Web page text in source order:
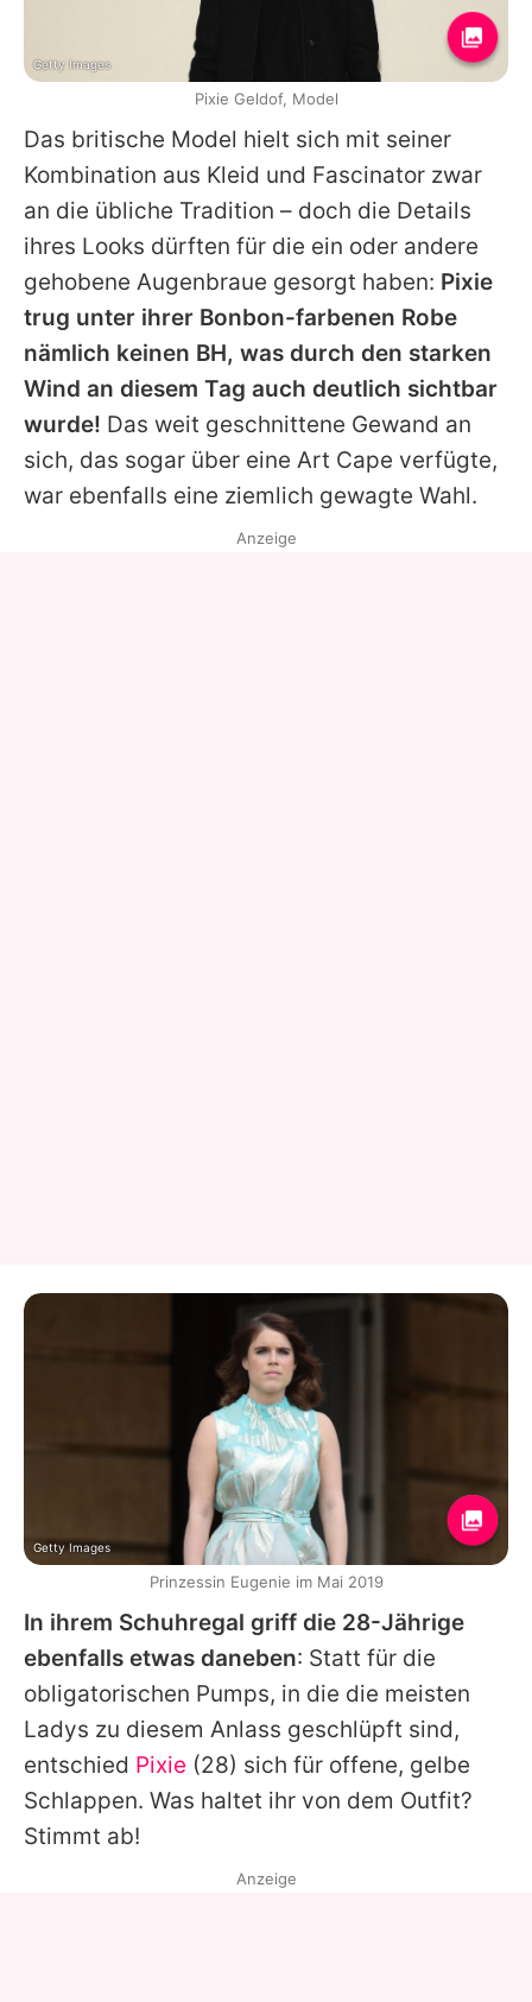
Das britische Model hielt sich mit seiner
Kombination aus Kleid und Fascinator zwar
an die übliche Tradition – doch die Details
ihres Looks dürften für die ein oder andere
gehobene Augenbraue gesorgt haben: Pixie
trug unter ihrer Bonbon-farbenen Robe
nämlich keinen BH, was durch den starken
Wind an diesem Tag auch deutlich sichtbar
wurde! Das weit geschnittene Gewand an
sich, das sogar über eine Art Cape verfügte,
war ebenfalls eine ziemlich gewagte Wahl.
In ihrem Schuhregal griff die 28-Jährige
ebenfalls etwas daneben: Statt für die
obligatorischen Pumps, in die die meisten
Ladys zu diesem Anlass geschlüpft sind,
entschied Pixie (28) sich für offene, gelbe
Schlappen. Was haltet ihr von dem Outfit?
Stimmt ab!
Getty Images
Pixie Geldof, Model
Anzeige
Getty Images
Prinzessin Eugenie im Mai 2019
Anzeige